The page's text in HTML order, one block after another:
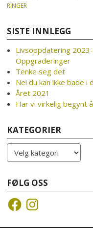
RINGER
SISTE INNLEGG
Livsoppdatering
Oppgraderinger
Tenke seg det
Nei du kan ikke bade i
Året 2021
Har vi virkelig begynt
KATEGORIER
Kategorier
FØLG OSS
FacebookInstagram